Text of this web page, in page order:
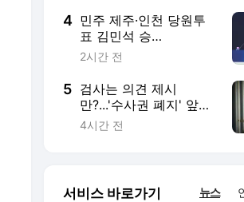
4 민주 제주·인천 당원투
표 김민석 승
리...5.67%p 차
2시간 전
5 검사는 의견 제시
만?...'수사권 폐지' 앞둔
합수본 딜레마
4시간 전
서비스 바로가기 뉴스